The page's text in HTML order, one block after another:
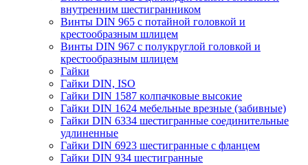
внутренним шестигранником
Винты DIN 965 с потайной головкой и
крестообразным шлицем
Винты DIN 967 с полукруглой головкой и
крестообразным шлицем
Гайки
Гайки DIN, ISO
Гайки DIN 1587 колпачковые высокие
Гайки DIN 1624 мебельные врезные (забивные)
Гайки DIN 6334 шестигранные соединительные
удлиненные
Гайки DIN 6923 шестигранные с фланцем
Гайки DIN 934 шестигранные